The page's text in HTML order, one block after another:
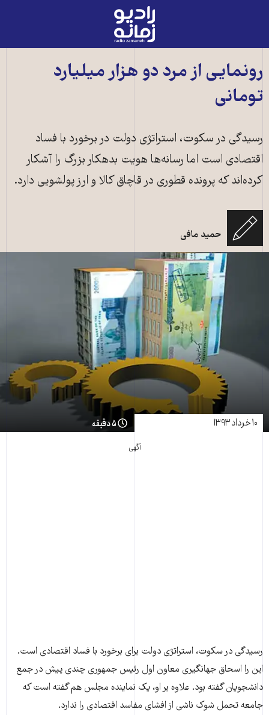
رادیو
زمانه
صفحه
رونمایی از مرد دو هزار میلیارد
تومانی
رسیدگی در سکوت، استراتژی دولت در برخورد با فساد
اقتصادی است اما رسانه‌ها هویت بدهکار بزرگ را آشکار
کرده‌‌اند که پرونده قطوری در قاچاق کالا و ارز پولشویی دارد.
حمید مافی
۱۰ خرداد ۱۳۹۳ ۵ دقیقه
آگهی
رسیدگی در سکوت، استراتژی دولت برای برخورد با فساد اقتصادی است.
این را اسحاق جهانگیری معاون اول رئیس جمهوری چندی پیش در جمع
دانشجویان گفته بود. علاوه بر او، یک نماینده مجلس هم گفته است که
جامعه تحمل شوک ناشی از افشای مفاسد اقتصادی را ندارد.